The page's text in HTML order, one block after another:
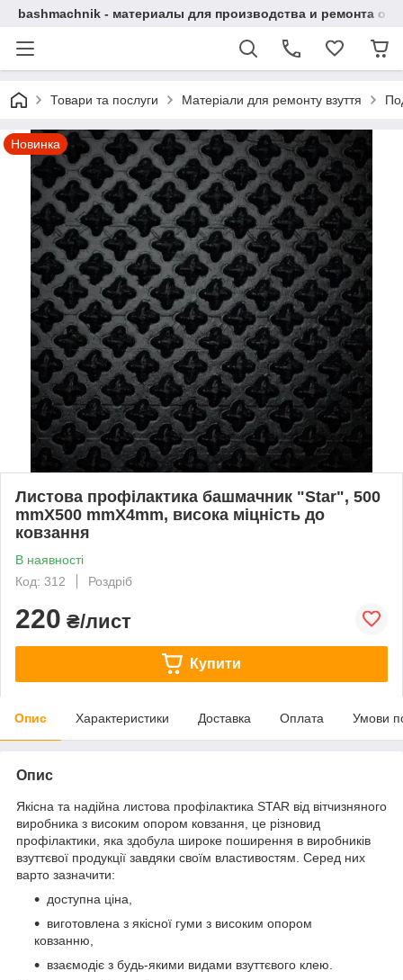
bashmachnik - материалы для производства и ремонта
Товари та послуги Матеріали для ремонту взуття
Новинка
Листова профілактика башмачник "Star", 500
mmX500 mmX4mm, висока міцність до
ковзання
В наявності
Код: 312
Роздріб
220 ₴/лист
Купити
Опис Характеристики Доставка Оплата Умови
Опис
Якісна та надійна листова профілактика STAR від вітчизняного
виробника з високим опором ковзання, це різновид
профілактики, яка здобула широке поширення в виробників
взуттєвої продукції завдяки своїм властивостям. Серед них
варто зазначити:
доступна ціна,
виготовлена з якісної гуми з високим опором
ковзанню,
взаємодіє з будь-якими видами взуттєвого клею.